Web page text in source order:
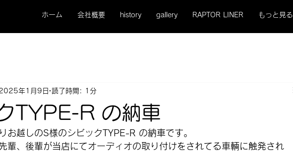
ホーム 会社概要 history gallery RAPTOR LINER もっと見る
TYPE-R の納車
年1月9日 読了時間: 1分
お越しのS様のシビックTYPE-R の納車です。
輩、後輩が当店にてオーディオの取り付けをされてる車輌に触発され